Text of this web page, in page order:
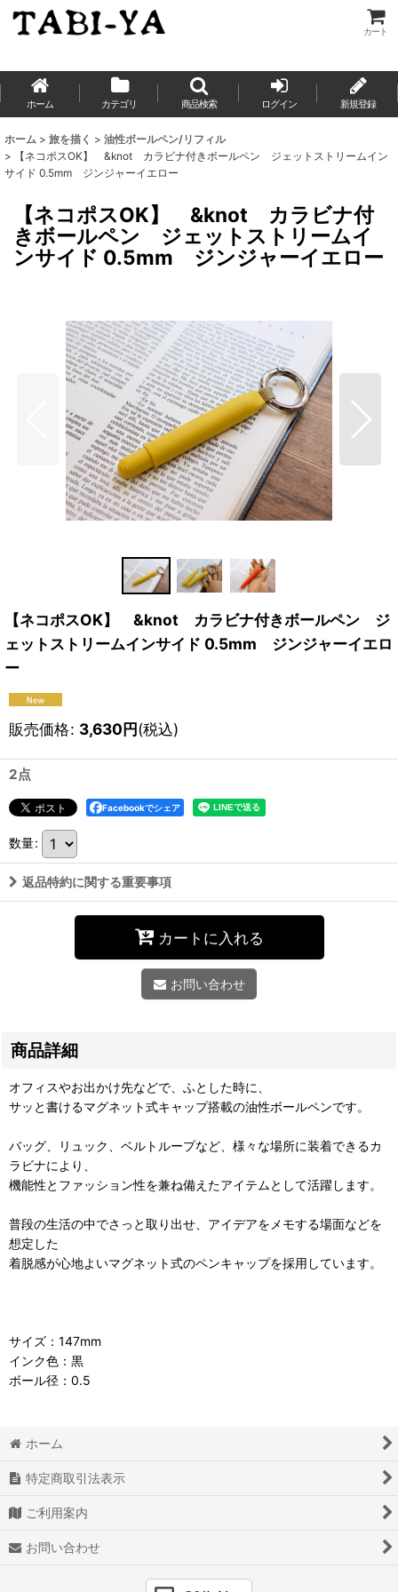
カート
ホーム カテゴリ 商品検索 ログイン 新規登録
ホーム > 旅を描く > 油性ボールペン/リフィル
>
【ネコポスOK】 &knot カラビナ付きボールペン ジェットストリームイン
サイド 0.5mm ジンジャーイエロー
【ネコポスOK】 &knot カラビナ付
きボールペン ジェットストリームイ
ンサイド 0.5mm ジンジャーイエロー
【ネコポスOK】 &knot カラビナ付きボールペン ジ
ェットストリームインサイド 0.5mm ジンジャーイエロ
ー
販売価格: 3,630円(税込)
2点
Facebookでシェア
数量:
返品特約に関する重要事項
カートに入れる
お問い合わせ
商品詳細
オフィスやお出かけ先などで、ふとした時に、
サッと書けるマグネット式キャップ搭載の油性ボールペンです。
バッグ、リュック、ベルトループなど、様々な場所に装着できるカ
ラビナにより、
機能性とファッション性を兼ね備えたアイテムとして活躍します。
普段の生活の中でさっと取り出せ、アイデアをメモする場面などを
想定した
着脱感が心地よいマグネット式のペンキャップを採用しています。
サイズ：147mm
インク色：黒
ボール径：0.5
ホーム
特定商取引法表示
ご利用案内
お問い合わせ